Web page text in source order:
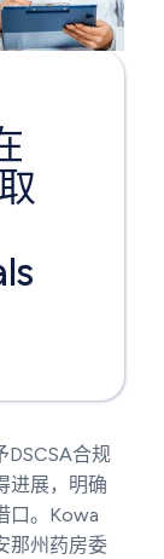
DSCSA合规
进展，明确
口。Kowa
那州药房委